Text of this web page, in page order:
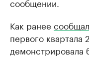
Как ранее сообщал
первого квартала
демонстрировала